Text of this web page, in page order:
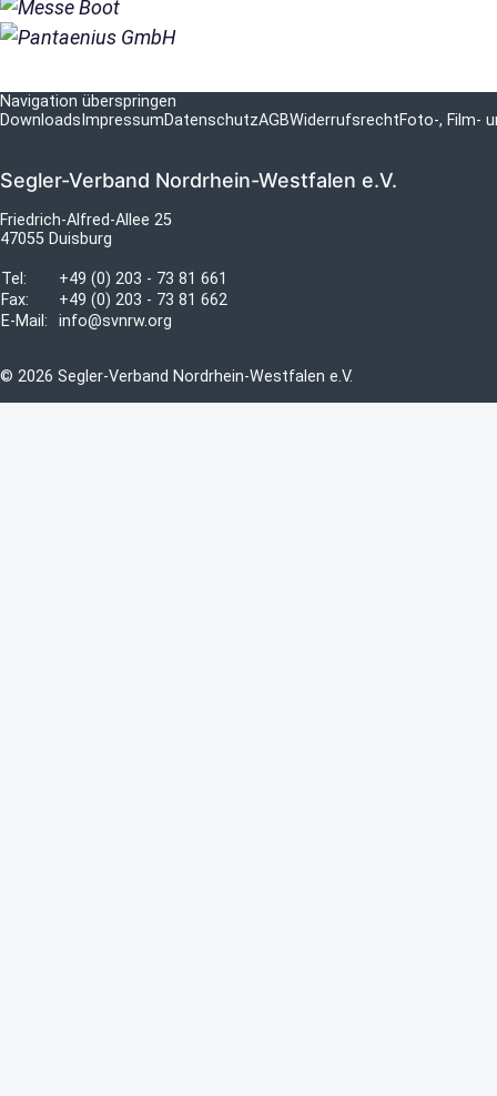
Navigation überspringen
Downloads ImpressumDatenschutzAGBWiderrufsrechtFoto-, Film-
Segler-Verband Nordrhein-Westfalen e.V.
Friedrich-Alfred-Allee 25
47055 Duisburg
Tel:
+49 (0) 203 - 73 81 661
Fax:
+49 (0) 203 - 73 81 662
E-Mail:
info@svnrw.org
© 2026 Segler-Verband Nordrhein-Westfalen e.V.